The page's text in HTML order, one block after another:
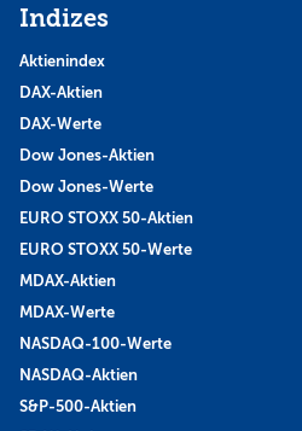
Indizes
Aktienindex
DAX-Aktien
DAX-Werte
Dow Jones-Aktien
Dow Jones-Werte
EURO STOXX 50-Aktien
EURO STOXX 50-Werte
MDAX-Aktien
MDAX-Werte
NASDAQ-100-Werte
NASDAQ-Aktien
S&P-500-Aktien